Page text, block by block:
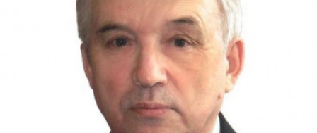
СТРУКТУРА
Президія НАН України
Апарат Президії
Секція фізико-технічних і математичних